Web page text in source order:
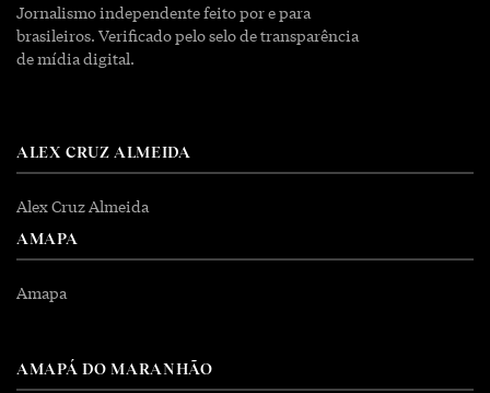
Jornalismo independente feito por e para
brasileiros. Verificado pelo selo de transparência
de mídia digital.
ALEX CRUZ ALMEIDA
Alex Cruz Almeida
AMAPA
Amapa
AMAPÁ DO MARANHÃO